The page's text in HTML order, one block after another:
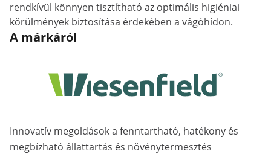
rendkívül könnyen tisztítható az optimális higiéniai
körülmények biztosítása érdekében a vágóhídon.
A márkáról
Innovatív megoldások a fenntartható, hatékony és
megbízható állattartás és növénytermesztés